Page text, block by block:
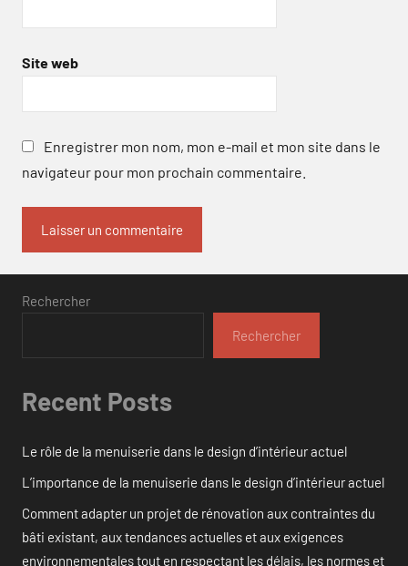
Site web
Enregistrer mon nom, mon e-mail et mon site dans le
navigateur pour mon prochain commentaire.
Rechercher
Rechercher
Recent Posts
Le rôle de la menuiserie dans le design d’intérieur actuel
L’importance de la menuiserie dans le design d’intérieur actuel
Comment adapter un projet de rénovation aux contraintes du
bâti existant, aux tendances actuelles et aux exigences
environnementales tout en respectant les délais, les normes et